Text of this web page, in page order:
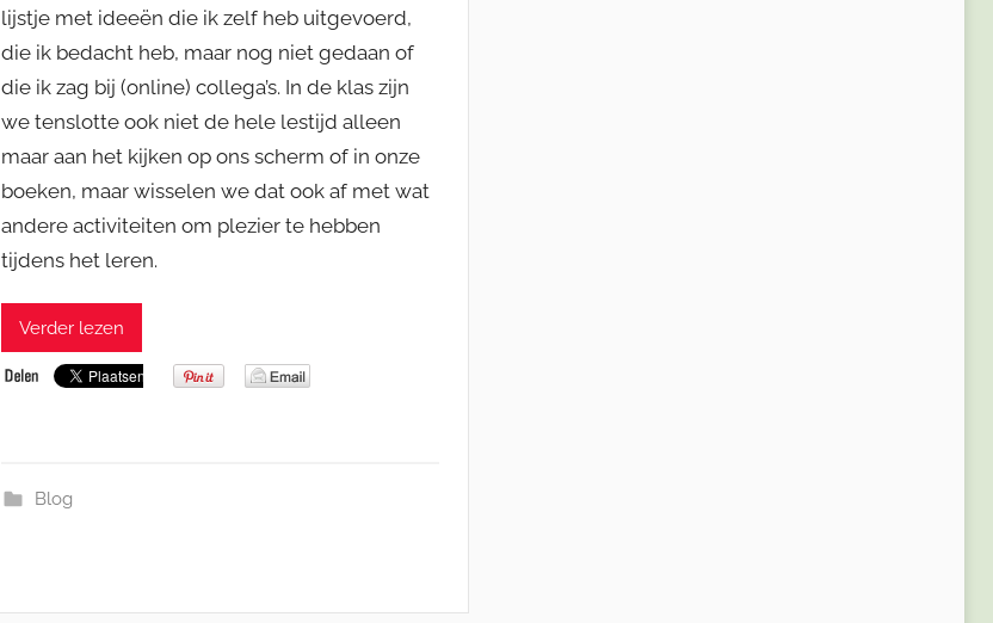
lijstje met ideeën die ik zelf heb uitgevoerd,
die ik bedacht heb, maar nog niet gedaan of
die ik zag bij (online) collega’s. In de klas zijn
we tenslotte ook niet de hele lestijd alleen
maar aan het kijken op ons scherm of in onze
boeken, maar wisselen we dat ook af met wat
andere activiteiten om plezier te hebben
tijdens het leren.
Verder lezen
Blog